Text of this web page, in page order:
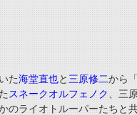
た海堂直也と 三原修二から
スネークオルフェノク 、三
のライオトルーパーたちと